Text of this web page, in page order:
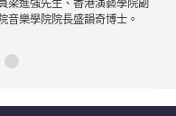
音樂學院院長盛韻奇博士。